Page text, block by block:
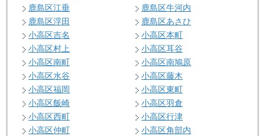
鹿島区江垂
鹿島区牛河内
鹿島区浮田
鹿島区あさひ
小高区吉名
小高区本町
小高区村上
小高区耳谷
小高区南町
小高区南鳩原
小高区水谷
小高区藤木
小高区福岡
小高区東町
小高区飯崎
小高区羽倉
小高区西町
小高区行津
小高区仲町
小高区角部内